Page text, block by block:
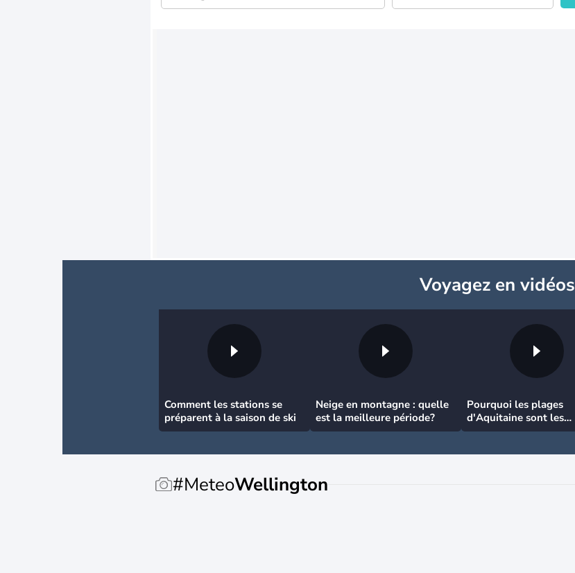
Voyagez en vidéos
Comment les stations se
préparent à la saison de ski
Neige en montagne : quelle
est la meilleure période?
Pourquoi les plages
d'Aquitaine sont les
meilleures pour surfer
#MeteoWellington